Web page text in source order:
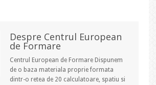
Despre Centrul European
de Formare
Centrul European de Formare Dispunem
de o baza materiala proprie formata
dintr-o retea de 20 calculatoare, spatiu si